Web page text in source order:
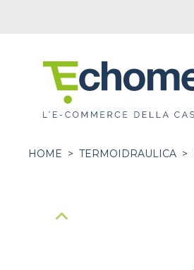
HOME > TERMOIDRAULICA >